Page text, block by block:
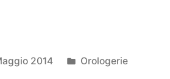
2014
Pubblicato
Orologerie